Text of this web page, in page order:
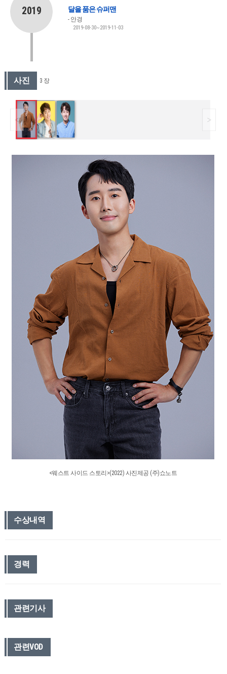
2019 달을 품은 슈퍼맨
안경
2019-08-30~2019-11-03
사진 3 장
<웨스트 사이드 스토리>(2022) 사진제공 (주)쇼노트
수상내역
경력
관련기사
관련VOD